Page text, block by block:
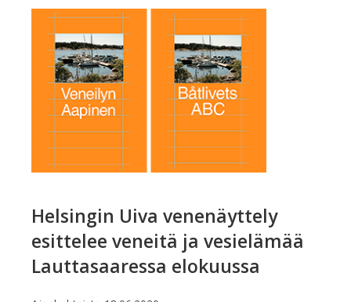
Helsingin Uiva venenäyttely
esittelee veneitä ja vesielämää
Lauttasaaressa elokuussa